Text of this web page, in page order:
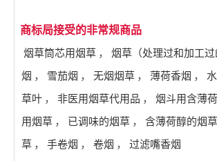
商标局接受的非常规商品
烟草筒芯用烟草 ， 烟草（处理过和加工过
烟 ， 雪茄烟 ， 无烟烟草 ， 薄荷香烟 ，
草叶 ， 非医用烟草代用品 ， 烟斗用含薄
用烟草 ， 已调味的烟草 ， 含薄荷醇的烟草
草 ， 手卷烟 ， 卷烟 ， 过滤嘴香烟